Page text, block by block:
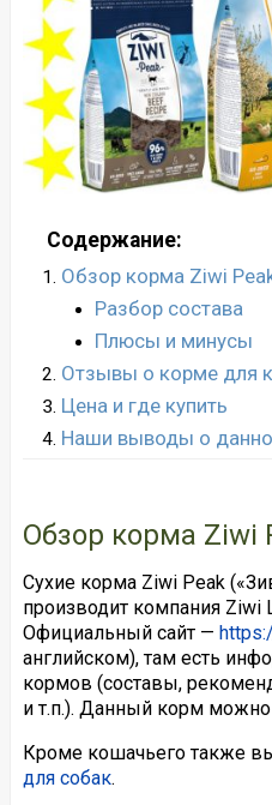
Содержание:
Обзор корма Ziwi
Разбор состава
Плюсы и минусы
Отзывы о корме для
Цена и где купить
Наши выводы о
Обзор корма Ziwi
Сухие корма Ziwi Peak
производит компания Ziwi
Официальный сайт —
английском), там есть
кормов (составы,
и т.п.). Данный корм можно
Кроме кошачьего также
для собак.